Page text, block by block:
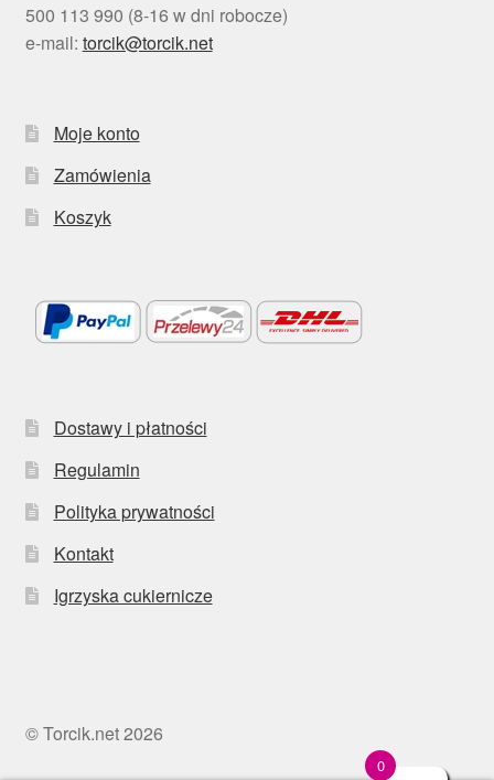
500 113 990 (8-16 w dni robocze)
e-mail: torcik@torcik.net
Moje konto
Zamówienia
Koszyk
Dostawy i płatności
Regulamin
Polityka prywatności
Kontakt
Igrzyska cukiernicze
© Torcik.net 2026
0